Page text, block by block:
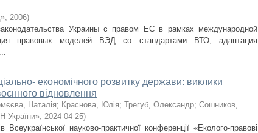
, 2006)
Украины с правом ЕС в рамках международной
правовых моделей ВЭД со стандартами ВТО; адаптация
економічного розвитку держави: виклики
відновлення
Наталія; Краснова, Юлія; Трегуб, Олександр; Сошников,
України», 2024-04-25)
Всеукраїнської науково-практичної конференції «Еколого-правові